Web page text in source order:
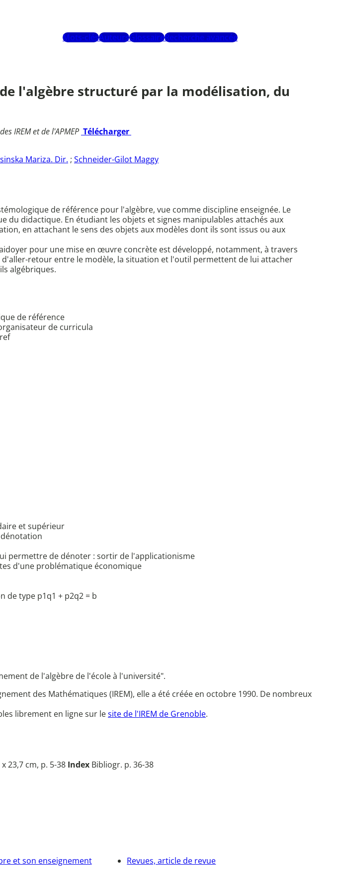
Mots-clésAuteursGlossaireRecherche avancée
de l'algèbre structuré par la modélisation, du
IREM et de l'APMEP Télécharger
Mariza. Dir. ; Schneider-Gilot Maggy
de référence pour l'algèbre, vue comme discipline enseignée. Le
didactique. En étudiant les objets et signes manipulables attachés aux
en attachant le sens des objets aux modèles dont ils sont issus ou aux
pour une mise en œuvre concrète est développé, notamment, à travers
retour entre le modèle, la situation et l'outil permettent de lui attacher
algébriques.
de référence
de curricula
et supérieur
permettre de dénoter : sortir de l'applicationisme
d'une problématique économique
de type p1q1 + p2q2 = b
de l'algèbre de l'école à l'université".
des Mathématiques (IREM), elle a été créée en octobre 1990. De nombreux
librement en ligne sur lesite de l'IREM de Grenoble.
23,7 cm, p. 5-38 Index Bibliogr. p. 36-38
et son enseignement Revues, article de revue